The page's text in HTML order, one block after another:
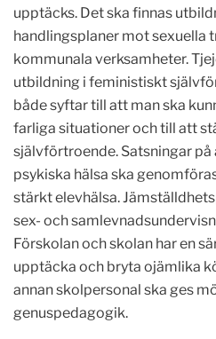
upptäcks. Det ska finnas
handlingsplaner mot sexuella
kommunala verksamheter.
utbildning i feministiskt
både syftar till att man ska
farliga situationer och till att
självförtroende. Satsningar
psykiska hälsa ska
stärkt elevhälsa.
sex- och
Förskolan och skolan har en
upptäcka och bryta ojämlika
annan skolpersonal ska ges
genuspedagogik.